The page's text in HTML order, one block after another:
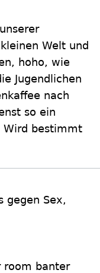
Welt und
hoho, wie
Jugendlichen
nach
so ein
Wird bestimmt
gegen Sex,
room banter